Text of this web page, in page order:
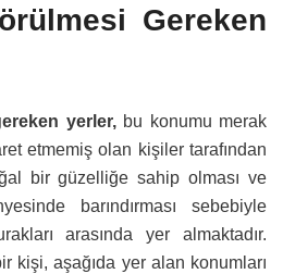
Gereken
yerler, bu konumu merak
etmemiş olan kişiler tarafından
bir güzelliğe sahip olması ve
barındırması sebebiyle
arasında yer almaktadır.
kişi, aşağıda yer alan konumları